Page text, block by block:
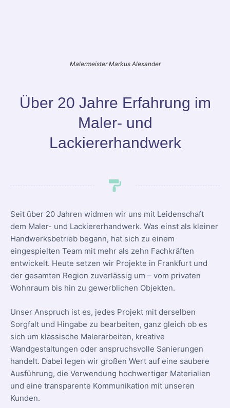
Malermeister Markus Alexander
Über 20 Jahre Erfahrung im
Maler- und
Lackiererhandwerk
Seit über 20 Jahren widmen wir uns mit Leidenschaft
dem Maler- und Lackiererhandwerk. Was einst als kleiner
Handwerksbetrieb begann, hat sich zu einem
eingespielten Team mit mehr als zehn Fachkräften
entwickelt. Heute setzen wir Projekte in Frankfurt und
der gesamten Region zuverlässig um – vom privaten
Wohnraum bis hin zu gewerblichen Objekten.
Unser Anspruch ist es, jedes Projekt mit derselben
Sorgfalt und Hingabe zu bearbeiten, ganz gleich ob es
sich um klassische Malerarbeiten, kreative
Wandgestaltungen oder anspruchsvolle Sanierungen
handelt. Dabei legen wir großen Wert auf eine saubere
Ausführung, die Verwendung hochwertiger Materialien
und eine transparente Kommunikation mit unseren
Kunden.